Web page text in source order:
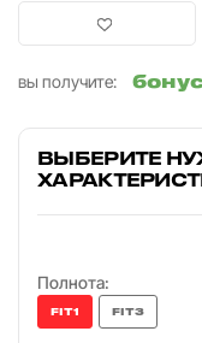
вы получите:
ВЫБЕРИТЕ
Полнота:
FIT1 FIT3